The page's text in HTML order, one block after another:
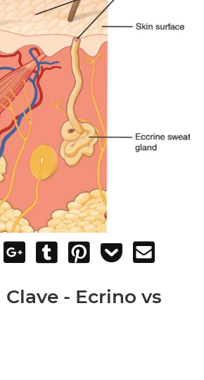
Tweet
Share
Google+
Post
Tumblr
Pin
Add
Pocket
- Ecrino vs